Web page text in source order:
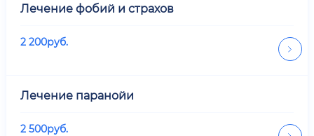
Лечение фобий и страхов
2 200руб.
Лечение паранойи
2 500руб.